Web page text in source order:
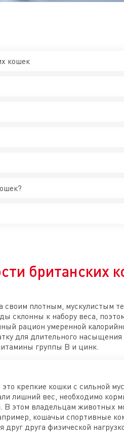
кошек
британских
своим плотным, мускулистым
склонны к набору веса,
рацион умеренной
для длительного
группы B и цинк.
крепкие кошки с сильной
лишний вес, необходимо
В этом владельцам животных
кошачьи спортивные
друга физической